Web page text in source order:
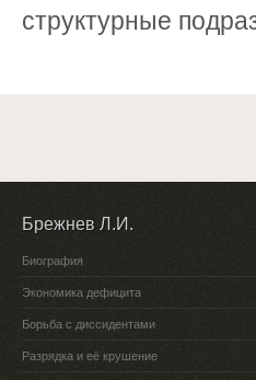
структурные
Брежнев Л.И.
Биография
Экономика дефицита
Борьба с диссидентами
Разрядка и её крушение